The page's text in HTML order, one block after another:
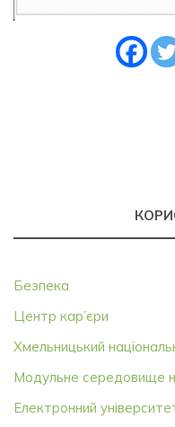
Безпека
Центр кар’єри
Хмельницький
Модульне середовище
Електронний